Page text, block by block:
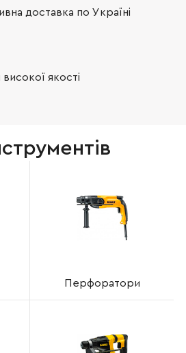
доставка по Україні
високої якості
Перфоратори